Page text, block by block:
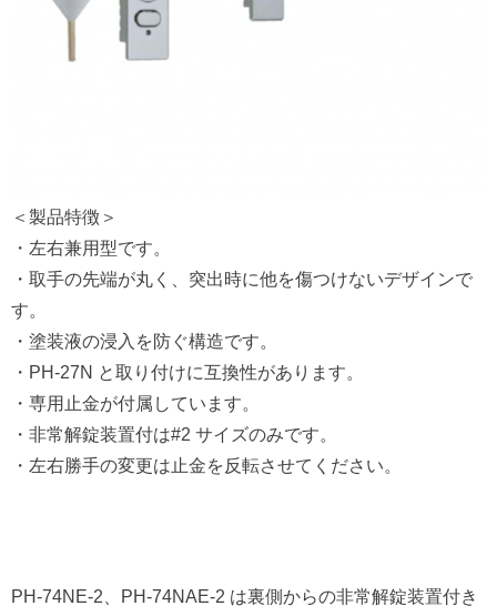
＜製品特徴＞
・左右兼用型です。
・取手の先端が丸く、突出時に他を傷つけないデザインで
す。
・塗装液の浸入を防ぐ構造です。
・PH-27N と取り付けに互換性があります。
・専用止金が付属しています。
・非常解錠装置付は#2 サイズのみです。
・左右勝手の変更は止金を反転させてください。
PH-74NE-2、PH-74NAE-2 は裏側からの非常解錠装置付き